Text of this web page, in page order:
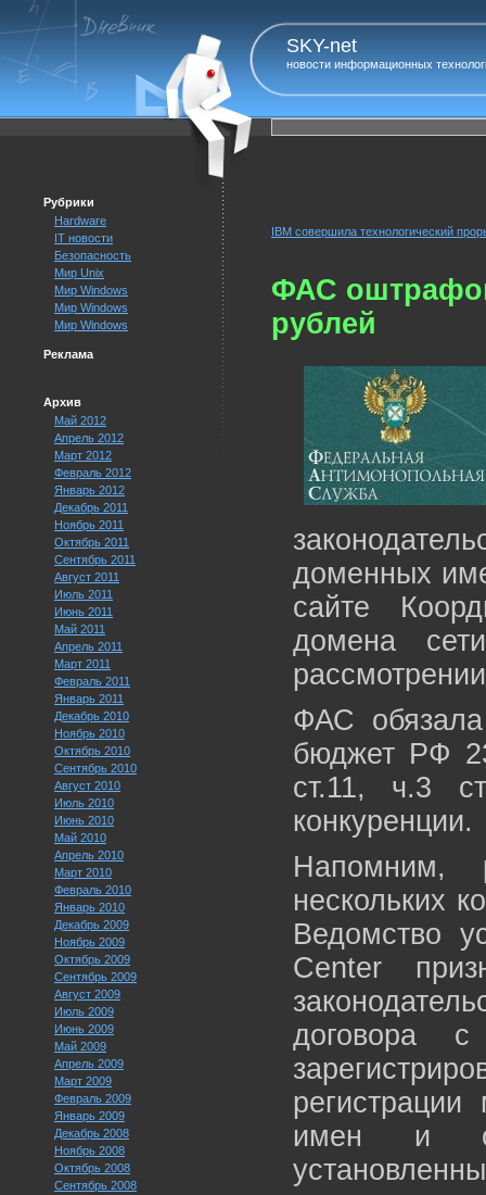
SKY-net
новости информационных
Рубрики
Hardware
IT новости
Безопасность
Мир Unix
Мир Windows
Мир Windows
Мир Windows
Реклама
Архив
Май 2012
Апрель 2012
Март 2012
Февраль 2012
Январь 2012
Декабрь 2011
Ноябрь 2011
Октябрь 2011
Сентябрь 2011
Август 2011
Июль 2011
Июнь 2011
Май 2011
Апрель 2011
Март 2011
Февраль 2011
Январь 2011
Декабрь 2010
Ноябрь 2010
Октябрь 2010
Сентябрь 2010
Август 2010
Июль 2010
Июнь 2010
Май 2010
Апрель 2010
Март 2010
Февраль 2010
Январь 2010
Декабрь 2009
Ноябрь 2009
Октябрь 2009
Сентябрь 2009
Август 2009
Июль 2009
Июнь 2009
Май 2009
Апрель 2009
Март 2009
Февраль 2009
Январь 2009
Декабрь 2008
Ноябрь 2008
Октябрь 2008
Сентябрь 2008
IBM совершила технологический
ФАС
рублей
доменных
сайте
домена
ФАС
бюджет РФ
ст.11, ч.3
конкуренции.
Напомним,
нескольких
Ведомство
Center
договора с
имен и